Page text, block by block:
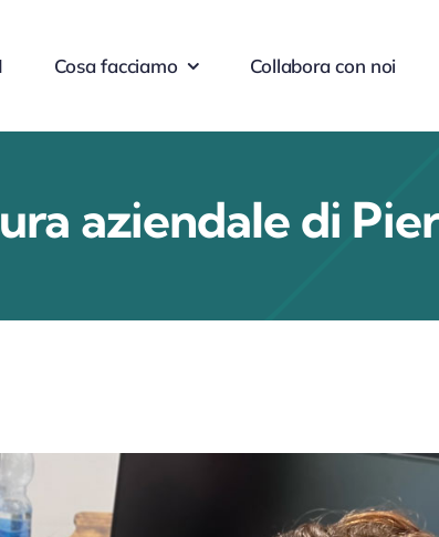
Cosa facciamo Collabora con noi
aziendale di